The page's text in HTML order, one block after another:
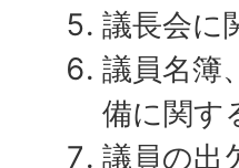
議長会に
議員名簿
備に関す
議員の出